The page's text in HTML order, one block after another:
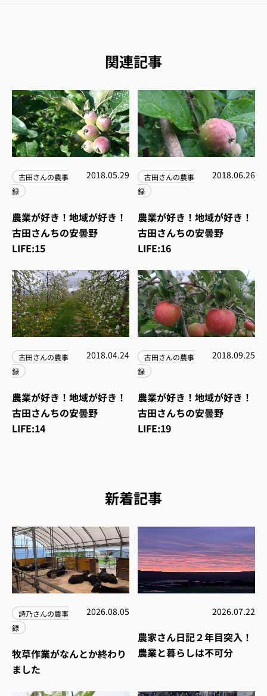
関連記事
古田さんの農事
録
2018.05.29
農業が好き！地域が好き！
古田さんちの安曇野
LIFE:15
古田さんの農事
録
2018.06.26
農業が好き！地域が好き！
古田さんちの安曇野
LIFE:16
古田さんの農事
録
2018.04.24
農業が好き！地域が好き！
古田さんちの安曇野
LIFE:14
古田さんの農事
録
2018.09.25
農業が好き！地域が好き！
古田さんちの安曇野
LIFE:19
新着記事
詩乃さんの農事
録
2026.08.05
牧草作業がなんとか終わり
ました
2026.07.22
農家さん日記２年目突入！
農業と暮らしは不可分